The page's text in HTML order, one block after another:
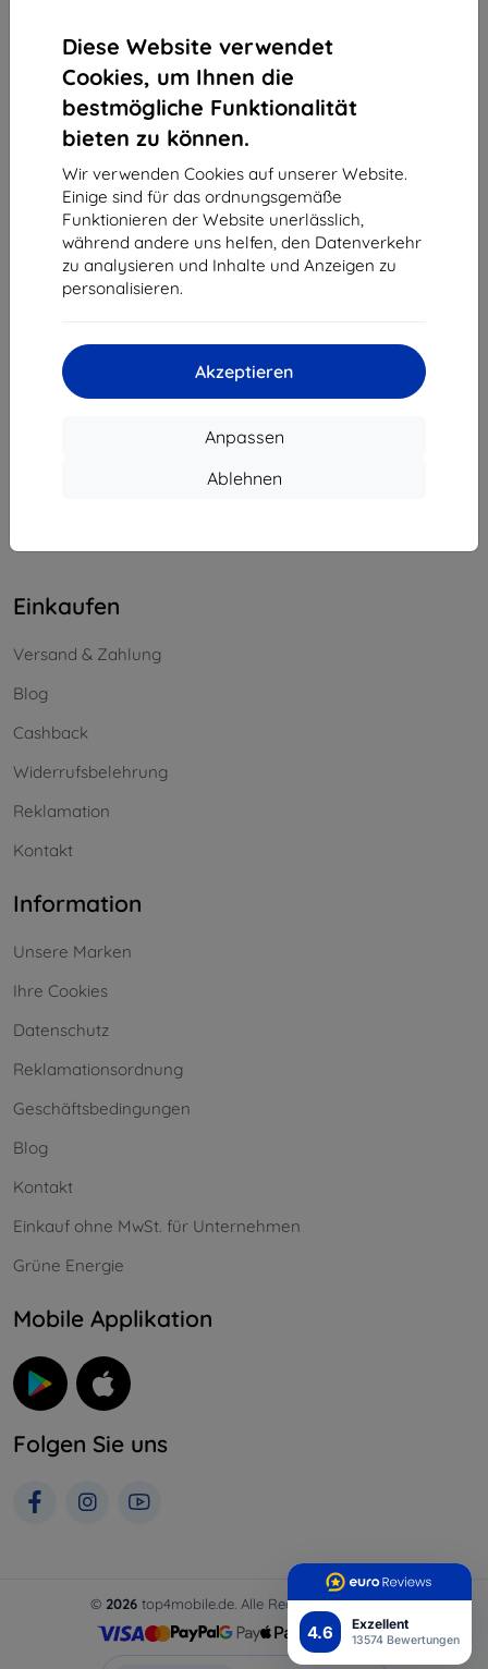
4.6 Exzellent
13574 Bewertungen
Diese Website verwendet
Cookies, um Ihnen die
bestmögliche Funktionalität
bieten zu können.
Wir verwenden Cookies auf unserer Website.
Einige sind für das ordnungsgemäße
Funktionieren der Website unerlässlich,
während andere uns helfen, den Datenverkehr
zu analysieren und Inhalte und Anzeigen zu
personalisieren.
Akzeptieren
Anpassen
Ablehnen
Shield-Sk s.r.o.
Ulica Rudolfa Mocka 3750/2A
841 04 Bratislava
Unternehmens-ID:46701494
USt-IdNr.:SK2023549671
info@top4mobile.eu
Einkaufen
Versand & Zahlung
Blog
Cashback
Widerrufsbelehrung
Reklamation
Kontakt
Information
Unsere Marken
Ihre Cookies
Datenschutz
Reklamationsordnung
Geschäftsbedingungen
Blog
Kontakt
Einkauf ohne MwSt. für Unternehmen
Grüne Energie
Mobile Applikation
Folgen Sie uns
© 2026 top4mobile.de. Alle Rechte vorbehalten.